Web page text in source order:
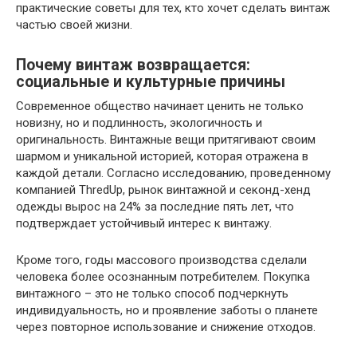
практические советы для тех, кто хочет сделать винтаж
частью своей жизни.
Почему винтаж возвращается:
социальные и культурные причины
Современное общество начинает ценить не только
новизну, но и подлинность, экологичность и
оригинальность. Винтажные вещи притягивают своим
шармом и уникальной историей, которая отражена в
каждой детали. Согласно исследованию, проведенному
компанией ThredUp, рынок винтажной и секонд-хенд
одежды вырос на 24% за последние пять лет, что
подтверждает устойчивый интерес к винтажу.
Кроме того, годы массового производства сделали
человека более осознанным потребителем. Покупка
винтажного – это не только способ подчеркнуть
индивидуальность, но и проявление заботы о планете
через повторное использование и снижение отходов.